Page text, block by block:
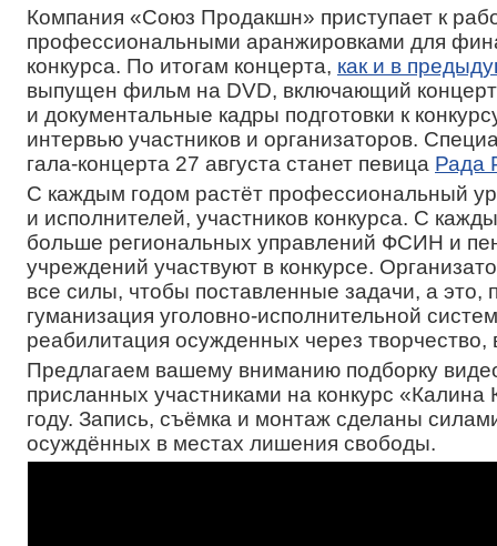
Компания «Союз Продакшн» приступает к
профессиональными аранжировками для
конкурса. По итогам концерта, как и в
выпущен фильм на DVD, включающий
и документальные кадры подготовки к
интервью участников и организаторов.
гала-концерта 27 августа станет певица Рада
С каждым годом растёт профессиональный
и исполнителей, участников конкурса. С
больше региональных управлений ФСИН и
учреждений участвуют в конкурсе.
все силы, чтобы поставленные задачи, а это,
гуманизация уголовно-исполнительной
реабилитация осужденных через творчество,
Предлагаем вашему вниманию подборку
присланных участниками на конкурс «Калина
году. Запись, съёмка и монтаж сделаны
осуждённых в местах лишения свободы.